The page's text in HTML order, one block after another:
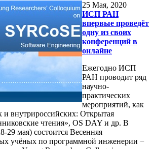
25 Мая, 2020
ИСП РАН
впервые проведёт
одну из своих
конференций в
онлайне
Ежегодно ИСП
РАН проводит ряд
научно-
практических
мероприятий, как
и внутрироссийских: Открытая
чтения», OS DAY и др. В
29 мая) состоится Весенняя
учёных по программной инженерии −